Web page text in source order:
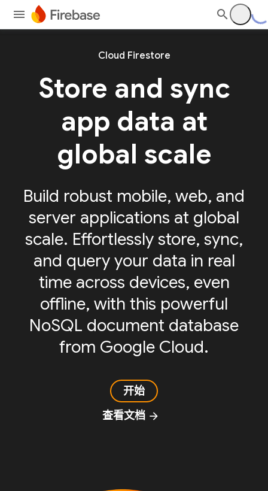
Cloud Firestore
Store and sync
app data at
global scale
Build robust mobile, web, and
server applications at global
scale. Effortlessly store, sync,
and query your data in real
time across devices, even
offline, with this powerful
NoSQL document database
from Google Cloud.
开始
查看文档 arrow_forward